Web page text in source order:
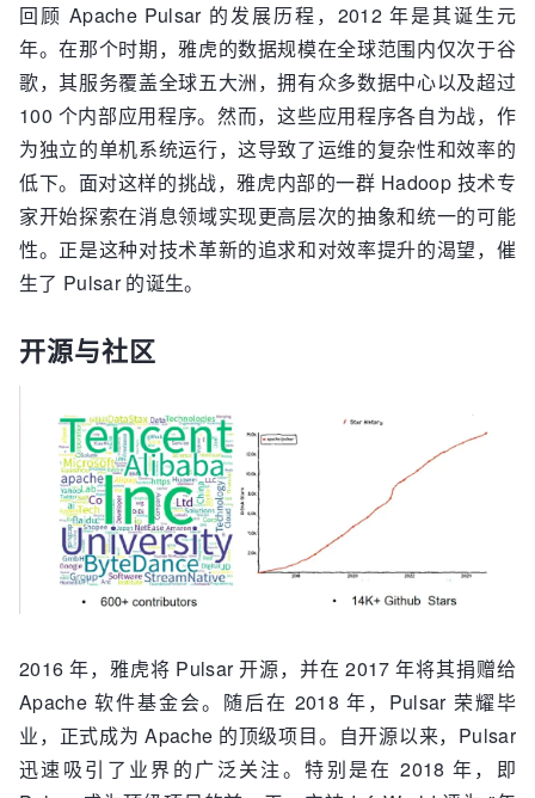
回顾 Apache Pulsar 的发展历程，2012 年是其诞生元
年。在那个时期，雅虎的数据规模在全球范围内仅次于谷
歌，其服务覆盖全球五大洲，拥有众多数据中心以及超过
100 个内部应用程序。然而，这些应用程序各自为战，作
为独立的单机系统运行，这导致了运维的复杂性和效率的
低下。面对这样的挑战，雅虎内部的一群 Hadoop 技术专
家开始探索在消息领域实现更高层次的抽象和统一的可能
性。正是这种对技术革新的追求和对效率提升的渴望，催
生了 Pulsar 的诞生。
开源与社区
2016 年，雅虎将 Pulsar 开源，并在 2017 年将其捐赠给
Apache 软件基金会。随后在 2018 年，Pulsar 荣耀毕
业，正式成为 Apache 的顶级项目。自开源以来，Pulsar
迅速吸引了业界的广泛关注。特别是在 2018 年，即